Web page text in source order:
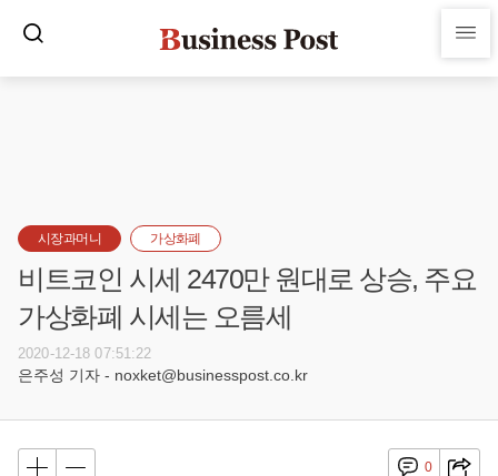
시장과머니 가상화폐
비트코인 시세 2470만 원대로 상승, 주요
가상화폐 시세는 오름세
2020-12-18 07:51:22
은주성 기자 - noxket@businesspost.co.kr
0